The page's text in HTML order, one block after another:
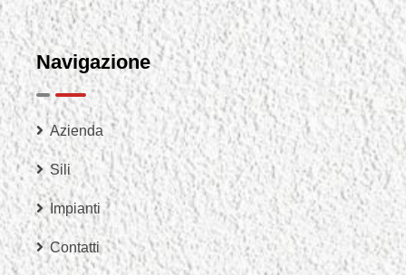
Navigazione
Azienda
Sili
Impianti
Contatti